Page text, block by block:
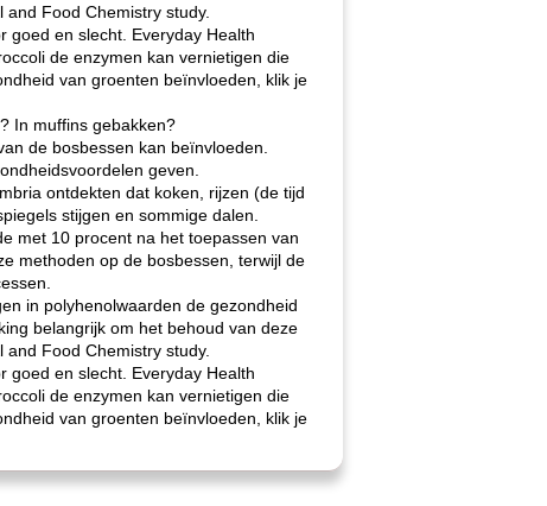
Food Chemistry study.
goed en slecht. Everyday Health
de enzymen kan vernietigen die
van groenten beïnvloeden, klik je
In muffins gebakken?
de bosbessen kan beïnvloeden.
geven.
ontdekten dat koken, rijzen (de tijd
stijgen en sommige dalen.
met 10 procent na het toepassen van
methoden op de bosbessen, terwijl de
in polyhenolwaarden de gezondheid
belangrijk om het behoud van deze
Food Chemistry study.
goed en slecht. Everyday Health
de enzymen kan vernietigen die
van groenten beïnvloeden, klik je